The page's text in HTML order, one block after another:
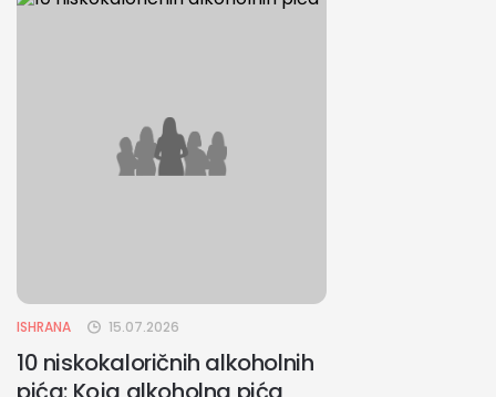
ISHRANA 15.07.2026
10 niskokaloričnih alkoholnih